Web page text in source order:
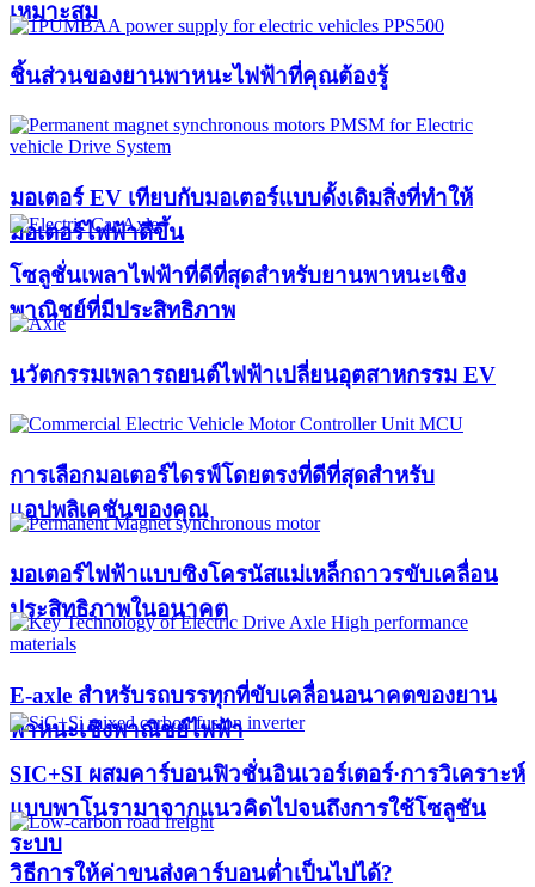
เหมาะสม
ชิ้นส่วนของยานพาหนะไฟฟ้าที่คุณต้องรู้
มอเตอร์ EV เทียบกับมอเตอร์แบบดั้งเดิมสิ่งที่ทำให้
มอเตอร์ไฟฟ้าดีขึ้น
โซลูชั่นเพลาไฟฟ้าที่ดีที่สุดสำหรับยานพาหนะเชิง
พาณิชย์ที่มีประสิทธิภาพ
นวัตกรรมเพลารถยนต์ไฟฟ้าเปลี่ยนอุตสาหกรรม EV
การเลือกมอเตอร์ไดรฟ์โดยตรงที่ดีที่สุดสำหรับ
แอปพลิเคชันของคุณ
มอเตอร์ไฟฟ้าแบบซิงโครนัสแม่เหล็กถาวรขับเคลื่อน
ประสิทธิภาพในอนาคต
E-axle สำหรับรถบรรทุกที่ขับเคลื่อนอนาคตของยาน
พาหนะเชิงพาณิชย์ไฟฟ้า
SIC+SI ผสมคาร์บอนฟิวชั่นอินเวอร์เตอร์·การวิเคราะห์
แบบพาโนรามาจากแนวคิดไปจนถึงการใช้โซลูชัน
ระบบ
วิธีการให้ค่าขนส่งคาร์บอนต่ำเป็นไปได้?